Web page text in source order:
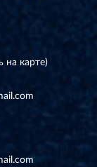
на карте)